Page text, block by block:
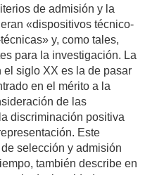
de admisión y la
«dispositivos técnico-
y, como tales,
para la investigación. La
siglo XX es la de pasar
en el mérito a la
de las
discriminación positiva
Este
selección y admisión
también describe en